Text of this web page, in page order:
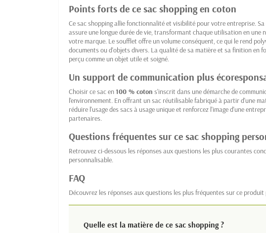
Points forts de ce sac shopping en coton
Ce sac shopping allie fonctionnalité et visibilité pour votre entreprise.
assure une longue durée de vie, transformant chaque utilisation en
votre marque. Le soufflet offre un volume conséquent, ce qui le rend
documents ou d'objets divers. La qualité de sa matière et sa finition en
perçu comme un objet utile et soigné.
Un support de communication plus
Choisir ce sac en100 % coton s'inscrit dans une démarche de
l'environnement. En offrant un sac réutilisable fabriqué à partir d'une
réduire l'usage des sacs à usage unique et renforcez l'image d'une
partenaires.
Questions fréquentes sur ce sac shopping
Retrouvez ci-dessous les réponses aux questions les plus courantes
personnalisable.
FAQ
Découvrez les réponses aux questions les plus fréquentes sur ce
Quelle est la matière de ce sac shopping ?